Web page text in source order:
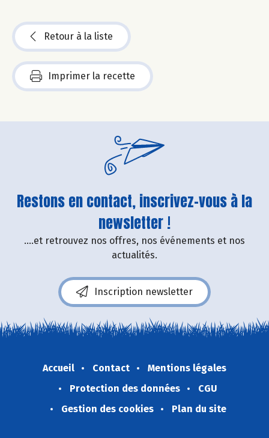
Retour à la liste
Imprimer la recette
Restons en contact, inscrivez-vous à la
newsletter !
....et retrouvez nos offres, nos événements et nos
actualités.
Inscription newsletter
Accueil Contact
Mentions légales
Protection des données
CGU
Gestion des cookies
Plan du site